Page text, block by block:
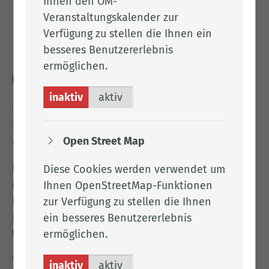
4. Preis - Eine OM-Satteltasche gefüllt mit
Radwander- und Infokarten zum
Radwandern im Landkreis Cloppenburg
sowie nützlichem Fahrradzubehör
Die Gewinnspiel-Frage lautet:
Welches (Ausflugs-)Ziel im Landkreis
Cloppenburg würdet ihr mit dem gewonnenen E-
Bike als erstes ansteuern?
Die Antworten müssen per Privatnachricht an
den Instagram-Account „lk.cloppenburg“, den
Facebook-Account „Landkreis Cloppenburg“ oder
per E-Mail anlkpresse@lkclp.degesendet
werden.
Teilnehmen kann jede natürliche Person, die im
Veranstaltungskalender zur
Verfügung zu stellen die Ihnen ein
besseres Benutzererlebnis
ermöglichen.
inaktiv aktiv
Open Street Map
Diese Cookies werden verwendet um
Ihnen OpenStreetMap-Funktionen
zur Verfügung zu stellen die Ihnen
ein besseres Benutzererlebnis
ermöglichen.
inaktiv aktiv